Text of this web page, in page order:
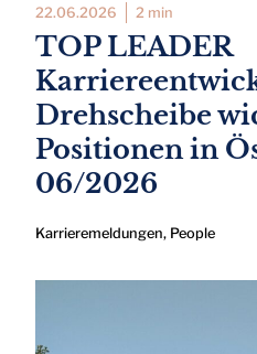
22.06.2026 2 min
TOP LEADER
Drehscheibe
Positionen in
06/2026
Karrieremeldungen, People